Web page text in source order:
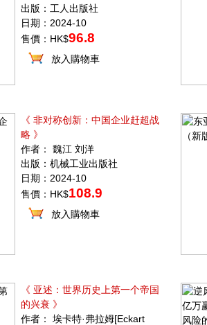
出版：工人出版社
日期：2024-10
售價：HK$96.8
放入購物車
《 非对称创新：中国企业赶超战
略 》
作者： 魏江 刘洋
出版：机械工业出版社
日期：2024-10
售價：HK$108.9
放入購物車
《 亚述：世界历史上第一个帝国
的兴衰 》
作者： 埃卡特·弗拉姆[Eckart